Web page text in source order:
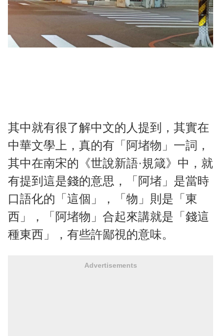
其中就有很了解中文的人提到，其實在
中華文學上，真的有「阿堵物」一詞，
其中在南宋的《世說新語·規箴》中，就
有提到這是錢的意思，「阿堵」是當時
口語化的「這個」，「物」則是「東
西」，「阿堵物」合起來講就是「錢這
種東西」，有些許鄙視的意味。
Advertisements